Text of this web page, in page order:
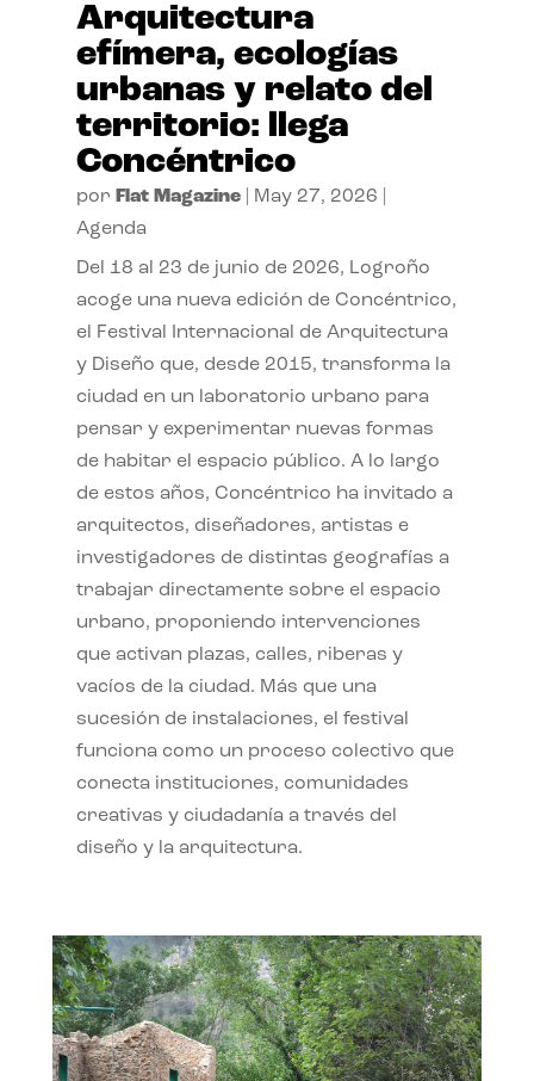
Arquitectura
efímera, ecologías
urbanas y relato del
territorio: llega
Concéntrico
por Flat Magazine| May 27, 2026
Agenda
Del 18 al 23 de junio de 2026, Logroño
acoge una nueva edición de Concéntrico,
el Festival Internacional de Arquitectura
y Diseño que, desde 2015, transforma la
ciudad en un laboratorio urbano para
pensar y experimentar nuevas formas
de habitar el espacio público. A lo largo
de estos años, Concéntrico ha invitado a
arquitectos, diseñadores, artistas e
investigadores de distintas geografías a
trabajar directamente sobre el espacio
urbano, proponiendo intervenciones
que activan plazas, calles, riberas y
vacíos de la ciudad. Más que una
sucesión de instalaciones, el festival
funciona como un proceso colectivo que
conecta instituciones, comunidades
creativas y ciudadanía a través del
diseño y la arquitectura.